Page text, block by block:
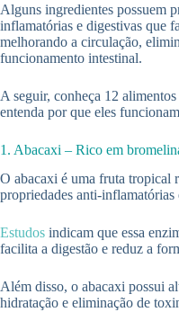
Alguns ingredientes possuem
inflamatórias e digestivas que
melhorando a circulação,
funcionamento intestinal.
A seguir, conheça 12
entenda por que eles
1. Abacaxi – Rico em
O abacaxi é uma fruta tropical
propriedades anti-inflamatórias
Estudos indicam que essa
facilita a digestão e reduz a
Além disso, o abacaxi possui
hidratação e eliminação de